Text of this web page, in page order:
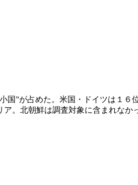
国”が占めた。米国・ドイツは１６
。北朝鮮は調査対象に含まれなか